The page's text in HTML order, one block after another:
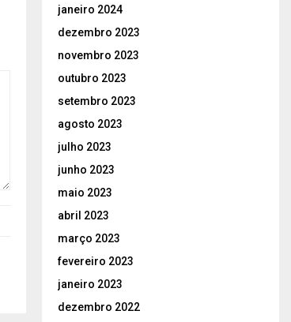
janeiro 2024
dezembro 2023
novembro 2023
outubro 2023
setembro 2023
agosto 2023
julho 2023
junho 2023
maio 2023
abril 2023
março 2023
fevereiro 2023
janeiro 2023
dezembro 2022